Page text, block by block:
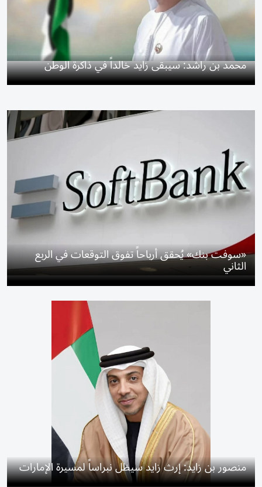
محمد بن راشد: سيبقى زايد خالداً في ذاكرة الوطن
«سوفت بنك» يُحقق أرباحاً تفوق التوقعات في الربع
الثاني
منصور بن زايد: إرث زايد سيظل نبراساً لمسيرة الإمارات